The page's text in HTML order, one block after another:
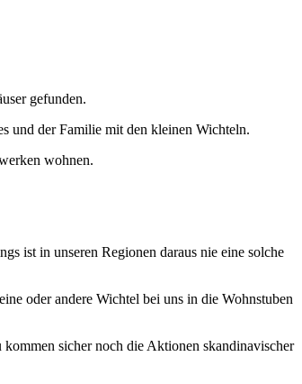
gefunden.
und der Familie mit den kleinen Wichteln.
wohnen.
ist in unseren Regionen daraus nie eine solche
oder andere Wichtel bei uns in die Wohnstuben
sicher noch die Aktionen skandinavischer